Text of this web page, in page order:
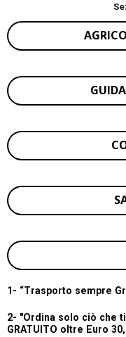
1- “Trasporto sempre
2- "Ordina solo ciò che
GRATUITO oltre Euro